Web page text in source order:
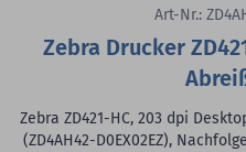
Art-Nr.:
Zebra Drucker
Zebra ZD421-HC, 203 dpi
(ZD4AH42-D0EX02EZ),